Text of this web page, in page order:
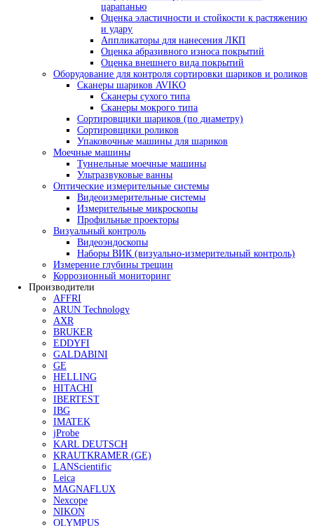
Расходные материалы для
контроля
Принадлежности для МПД
Приборы для вихретокового контроля
Вихретоковые дефектоскопы
Вихретоковые дефектоскопы Craftest
Вихретоковое оборудование IBG
Зонды и катушки для вихретокового
Дефектоскопы на вихретоковых матрицах
Многофункциональные вихретоковые
Контроль коррозии трубопроводов под
Контроль изоляции и покрытий
Комплектующие Elcometer
Приборы для контроля толщины сухих
Толщиномеры покрытий Karl Deutsch
Толщиномеры покрытий Elcometer
Толщиномеры покрытий Константа
Толщиномеры покрытий AKASCAN
Приборы для контроля качества покрытий
Контроль сплошности покрытий
Контроль толщины мокрого слоя
Контроль толщины порошковых
Контроль адгезии покрытий
Приборы для испытания покрытий
проницаемости покрытий
Определение твердости и стойкости к